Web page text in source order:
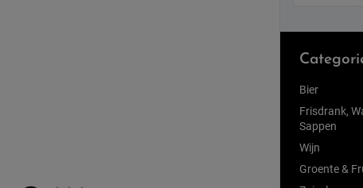
Bier
Frisdrank,
Sappen
Wijn
Groente &